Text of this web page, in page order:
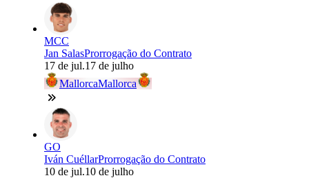
MCC
Jan SalasProrrogação do Contrato
17 de jul.17 de julho
MallorcaMallorca
GO
Iván CuéllarProrrogação do Contrato
10 de jul.10 de julho